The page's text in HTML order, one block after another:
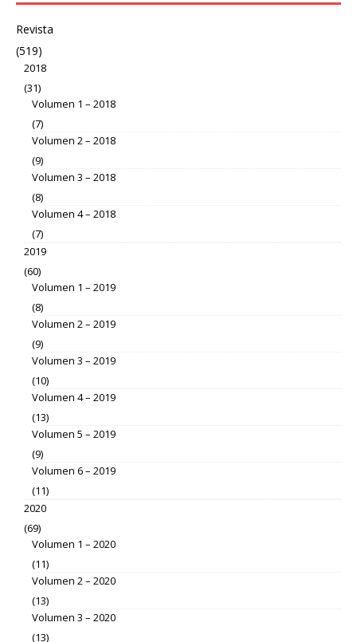
Revista
(519)
2018
(31)
Volumen 1 – 2018
(7)
Volumen 2 – 2018
(9)
Volumen 3 – 2018
(8)
Volumen 4 – 2018
(7)
2019
(60)
Volumen 1 – 2019
(8)
Volumen 2 – 2019
(9)
Volumen 3 – 2019
(10)
Volumen 4 – 2019
(13)
Volumen 5 – 2019
(9)
Volumen 6 – 2019
(11)
2020
(69)
Volumen 1 – 2020
(11)
Volumen 2 – 2020
(13)
Volumen 3 – 2020
(13)